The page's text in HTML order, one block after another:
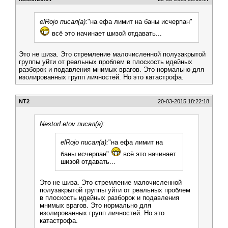
elRojo писал(а):"на ефа лимит на баны исчерпан"
всё это начинает шизой отдавать...
Это не шиза. Это стремление малочисленной полузакрытой
группы уйти от реальных проблем в плоскость идейных
разборок и подавления мнимых врагов. Это нормально для
изолированных групп личностей. Но это катастрофа.
NT2 20-03-2015 18:22:18
NestorLetov писал(а):
elRojo писал(а):"на ефа лимит на
баны исчерпан"
всё это начинает
шизой отдавать...
Это не шиза. Это стремление малочисленной
полузакрытой группы уйти от реальных проблем
в плоскость идейных разборок и подавления
мнимых врагов. Это нормально для
изолированных групп личностей. Но это
катастрофа.